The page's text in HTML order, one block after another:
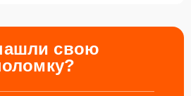
свою